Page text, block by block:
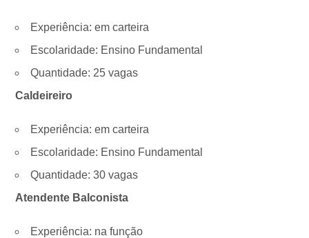
Experiência: em carteira
Escolaridade: Ensino Fundamental
Quantidade: 25 vagas
Caldeireiro
Experiência: em carteira
Escolaridade: Ensino Fundamental
Quantidade: 30 vagas
Atendente Balconista
Experiência: na função